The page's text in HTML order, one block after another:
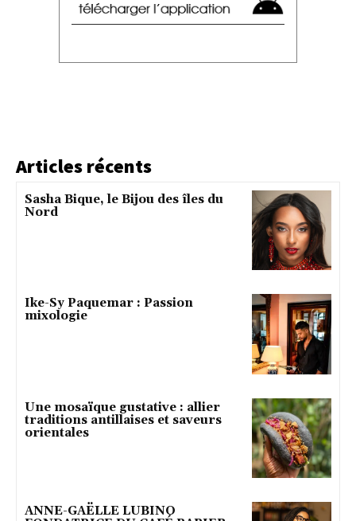
Articles récents
Sasha Bique, le Bijou des îles du
Nord
Ike-Sy Paquemar : Passion
mixologie
Une mosaïque gustative : allier
traditions antillaises et saveurs
orientales
ANNE-GAËLLE LUBINO